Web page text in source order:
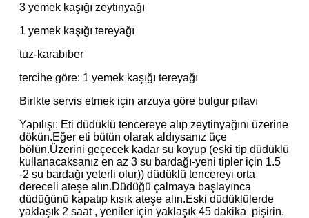
3 yemek kaşığı zeytinyağı
1 yemek kaşığı tereyağı
tuz-karabiber
tercihe göre: 1 yemek kaşığı tereyağı
Birlkte servis etmek için arzuya göre bulgur pilavı
Yapılışı: Eti düdüklü tencereye alıp zeytinyağını üzerine
dökün.Eğer eti bütün olarak aldıysanız üçe
bölün.Üzerini geçecek kadar su koyup (eski tip düdüklü
kullanacaksanız en az 3 su bardağı-yeni tipler için 1.5
-2 su bardağı yeterli olur)) düdüklü tencereyi orta
dereceli ateşe alın.Düdüğü çalmaya başlayınca
düdüğünü kapatıp kısık ateşe alın.Eski düdüklülerde
yaklaşık 2 saat , yeniler için yaklaşık 45 dakika pişirin.